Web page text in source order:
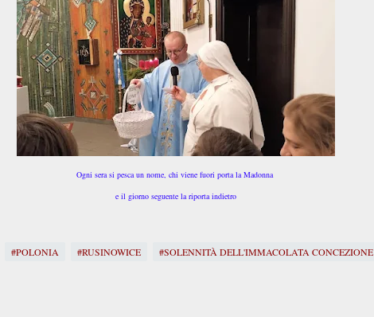
Ogni sera si pesca un nome, chi viene fuori porta la Madonna
e il giorno seguente la riporta indietro
#POLONIA #RUSINOWICE #SOLENNITÀ DELL'IMMACOLATA CONCEZIONE